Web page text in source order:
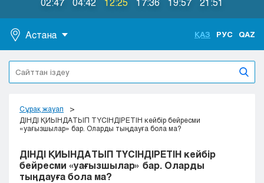
Астана
Астана
Алматы
Актобе
Атырау
Жезказган
Кокшетау
Костанай
ҚАЗ РУС QAZ
Сұрақ жауап
ДІНДІ ҚИЫНДАТЫП ТҮСІНДІРЕТІН кейбір бейресми
«уағызшылар» бар. Оларды тыңдауға бола ма?
ДІНДІ ҚИЫНДАТЫП ТҮСІНДІРЕТІН кейбір
бейресми «уағызшылар» бар. Оларды
тыңдауға бола ма?